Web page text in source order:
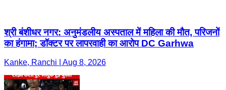
श्री बंशीधर नगर: अनुमंडलीय अस्पताल में महिला की मौत, परिजनों
का हंगामा; डॉक्टर पर लापरवाही का आरोप DC Garhwa
Kanke, Ranchi | Aug 8, 2026